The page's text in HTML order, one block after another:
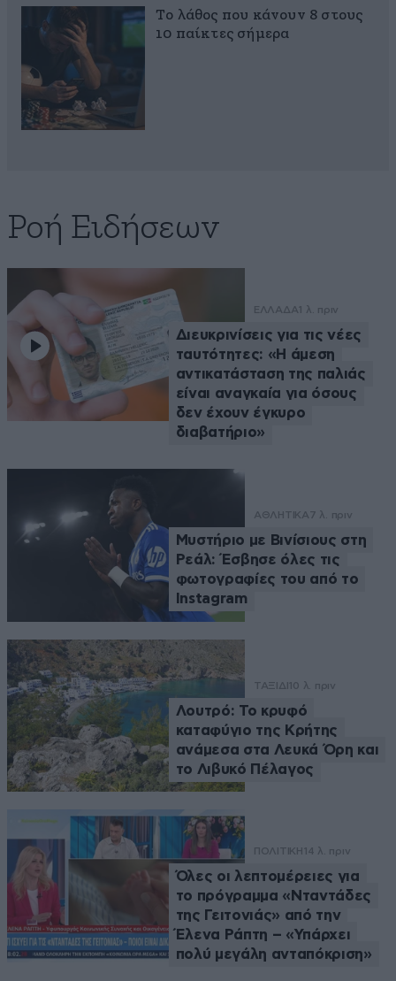
Το λάθος που κάνουν 8 στους
10 παίκτες σήμερα
Ροή Ειδήσεων
ΕΛΛΑΔΑ 1 λ. πριν
Διευκρινίσεις για τις νέες
ταυτότητες: «Η άμεση
αντικατάσταση της παλιάς
είναι αναγκαία για όσους
δεν έχουν έγκυρο
διαβατήριο»
ΑΘΛΗΤΙΚΑ7 λ. πριν
Μυστήριο με Βινίσιους στη
Ρεάλ: Έσβησε όλες τις
φωτογραφίες του από το
Instagram
ΤΑΞΙΔΙ 10 λ. πριν
Λουτρό: Το κρυφό
καταφύγιο της Κρήτης
ανάμεσα στα Λευκά Όρη και
το Λιβυκό Πέλαγος
ΠΟΛΙΤΙΚΗ 14 λ. πριν
Όλες οι λεπτομέρειες για
το πρόγραμμα «Νταντάδες
της Γειτονιάς» από την
Έλενα Ράπτη – «Υπάρχει
πολύ μεγάλη ανταπόκριση»